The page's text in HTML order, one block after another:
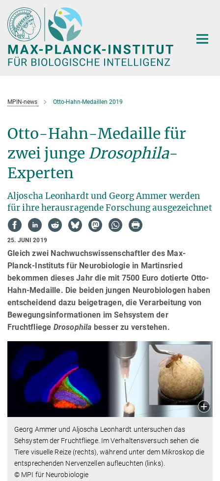
Hauptinhalt
MPIN-news Otto-Hahn-Medaillen 2019
Otto-Hahn-Medaille für
zwei junge Drosophila-
Experten
Aljoscha Leonhardt und Georg Ammer werden
für ihre herausragende Forschung ausgezeichnet
25. JUNI 2019
Gleich zwei Nachwuchswissenschaftler des Max-
Planck-Instituts für Neurobiologie in Martinsried
bekommen dieses Jahr die mit 7500 Euro dotierte Otto-
Hahn-Medaille. Die beiden jungen Neurobiologen haben
entscheidend dazu beigetragen, die Verarbeitung von
Bewegungsinformationen im Sehsystem der
Fruchtfliege Drosophila besser zu verstehen.
Georg Ammer und Aljoscha Leonhardt untersuchen das
Sehsystem der Fruchtfliege. Im Verhaltensversuch sehen die
Tiere visuelle Reize (rechts), während unter dem Mikroskop die
entsprechenden Nervenzellen aufleuchten (links).
© MPI für Neurobiologie